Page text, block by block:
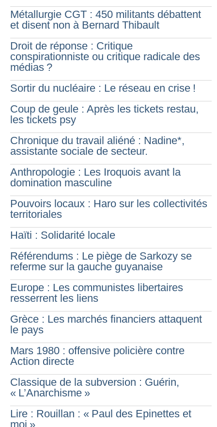
Métallurgie CGT : 450 militants débattent
et disent non à Bernard Thibault
Droit de réponse : Critique
conspirationniste ou critique radicale des
médias ?
Sortir du nucléaire : Le réseau en crise !
Coup de geule : Après les tickets restau,
les tickets psy
Chronique du travail aliéné : Nadine*,
assistante sociale de secteur.
Anthropologie : Les Iroquois avant la
domination masculine
Pouvoirs locaux : Haro sur les collectivités
territoriales
Haïti : Solidarité locale
Référendums : Le piège de Sarkozy se
referme sur la gauche guyanaise
Europe : Les communistes libertaires
resserrent les liens
Grèce : Les marchés financiers attaquent
le pays
Mars 1980 : offensive policière contre
Action directe
Classique de la subversion : Guérin,
« L’Anarchisme »
Lire : Rouillan : « Paul des Epinettes et
moi »